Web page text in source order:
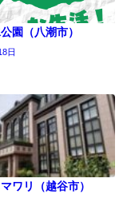
園（八潮市）
日
ワリ（越谷市）